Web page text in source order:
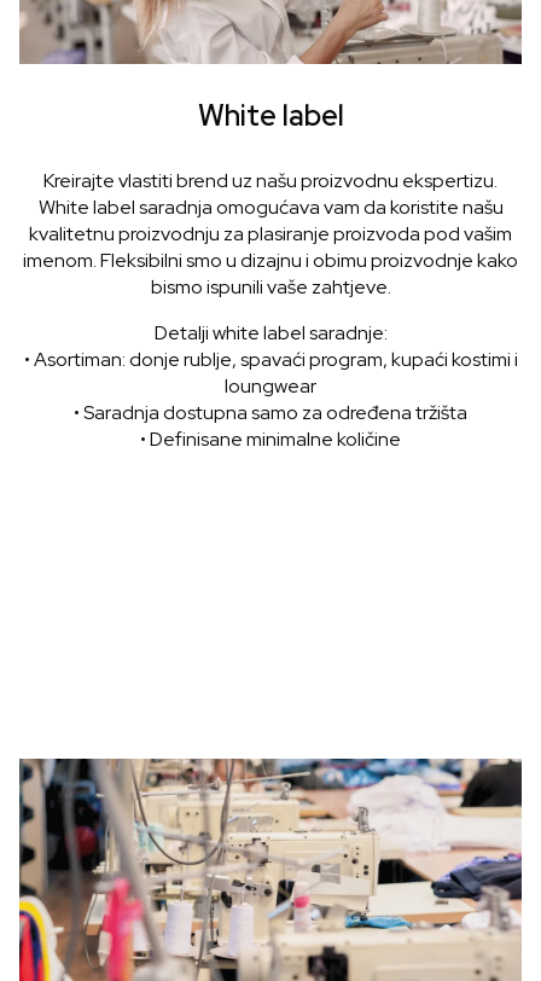
White label
Kreirajte vlastiti brend uz našu proizvodnu ekspertizu.
White label saradnja omogućava vam da koristite našu
kvalitetnu proizvodnju za plasiranje proizvoda pod vašim
imenom. Fleksibilni smo u dizajnu i obimu proizvodnje kako
bismo ispunili vaše zahtjeve.
Detalji white label saradnje:
• Asortiman: donje rublje, spavaći program, kupaći kostimi i
loungwear
• Saradnja dostupna samo za određena tržišta
• Definisane minimalne količine